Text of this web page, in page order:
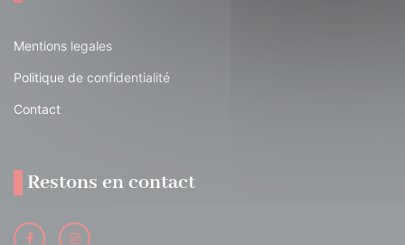
Mentions legales
Politique de confidentialité
Contact
Restons en contact